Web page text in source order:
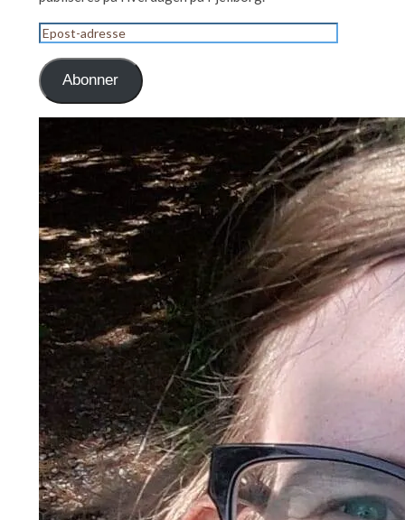
Epost-
adresse
Abonner